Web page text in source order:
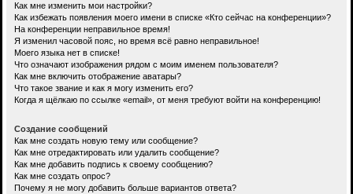
Как мне изменить мои настройки?
Как избежать появления моего имени в списке «Кто сейчас на конференции»?
На конференции неправильное время!
Я изменил часовой пояс, но время всё равно неправильное!
Моего языка нет в списке!
Что означают изображения рядом с моим именем пользователя?
Как мне включить отображение аватары?
Что такое звание и как я могу изменить его?
Когда я щёлкаю по ссылке «email», от меня требуют войти на конференцию!
Создание сообщений
Как мне создать новую тему или сообщение?
Как мне отредактировать или удалить сообщение?
Как мне добавить подпись к своему сообщению?
Как мне создать опрос?
Почему я не могу добавить больше вариантов ответа?